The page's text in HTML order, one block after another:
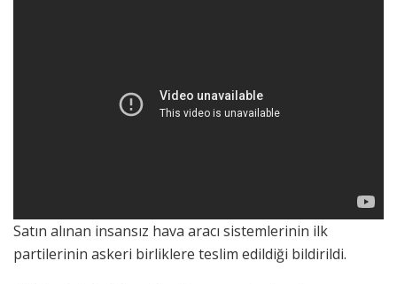
Satın alınan insansız hava aracı sistemlerinin ilk
partilerinin askeri birliklere teslim edildiği bildirildi.